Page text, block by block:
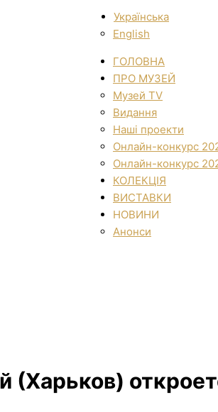
Українська
English
ГОЛОВНА
ПРО МУЗЕЙ
Музей TV
Видання
Наші проекти
Онлайн-конкурс
Онлайн-конкурс
КОЛЕКЦІЯ
ВИСТАВКИ
НОВИНИ
Анонси